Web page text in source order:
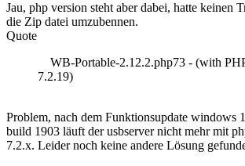
Jau, php version steht aber dabei, hatte keinen
die Zip datei umzubennen.
Quote
WB-Portable-2.12.2.php73 - (with
7.2.19)
Problem, nach dem Funktionsupdate windows
build 1903 läuft der usbserver nicht mehr mit
7.2.x. Leider noch keine andere Lösung